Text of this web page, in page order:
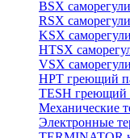
BSX
RSX
KSX
HTSX
VSX
НРТ греющий
TESH греющий
Механические
Электронные